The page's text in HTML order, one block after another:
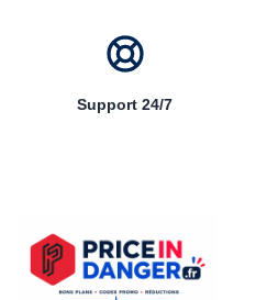
Support 24/7